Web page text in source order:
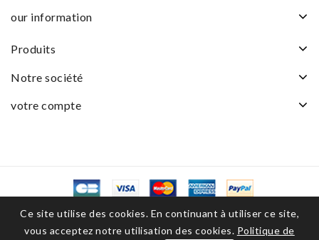
our information
produits
notre société
votre compte
Ce site utilise des cookies. En continuant à utiliser ce site,
vous acceptez notre utilisation des cookies. Politique de
© 2026 - Logiciel de commerce électronique par PrestaShop™